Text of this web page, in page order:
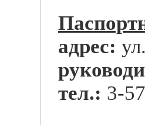
адрес:
тел.: 3-